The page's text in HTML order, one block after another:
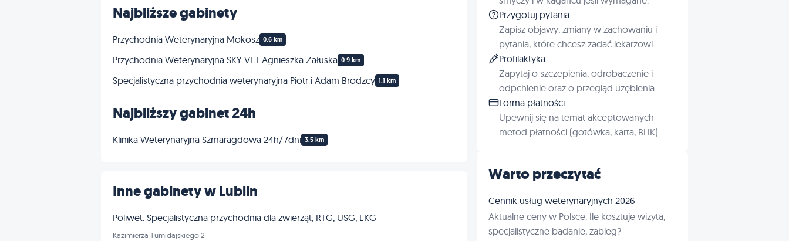
Najbliższe gabinety
Przychodnia Weterynaryjna Mokosz 0.6 km
Przychodnia Weterynaryjna SKY VET Agnieszka Załuska 0.9 km
Specjalistyczna przychodnia weterynaryjna Piotr i Adam Brodzcy 1.1 km
Najbliższy gabinet 24h
Klinika Weterynaryjna Szmaragdowa 24h/7dni 3.5 km
Inne gabinety w Lublin
Poliwet. Specjalistyczna przychodnia dla zwierząt, RTG, USG, EKG
Kazimierza Tumidajskiego 2
Przygotuj pytania
Zapisz objawy, zmiany w zachowaniu i
pytania, które chcesz zadać lekarzowi
Profilaktyka
Zapytaj o szczepienia, odrobaczenie i
odpchlenie oraz o przegląd uzębienia
Forma płatności
Upewnij się na temat akceptowanych
metod płatności (gotówka, karta, BLIK)
Warto przeczytać
Cennik usług weterynaryjnych 2026
Aktualne ceny w Polsce. Ile kosztuje wizyta,
specjalistyczne badanie, zabieg?